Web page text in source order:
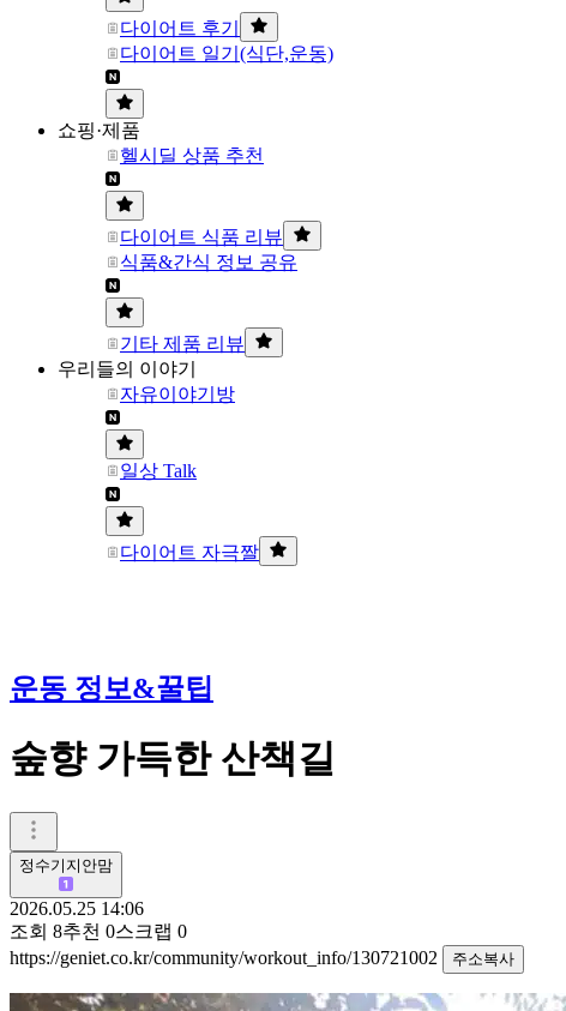
다이어트 후기
다이어트 일기(식단,운동)
쇼핑·제품
헬시딜 상품 추천
다이어트 식품 리뷰
식품&간식 정보 공유
기타 제품 리뷰
우리들의 이야기
자유이야기방
일상 Talk
다이어트 자극짤
운동 정보&꿀팁
숲향 가득한 산책길
정수기지안맘
2026.05.25 14:06
조회 8추천 0스크랩 0
https://geniet.co.kr/community/workout_info/130721002
주소복사